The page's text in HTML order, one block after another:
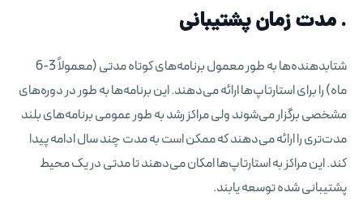
. مدت زمان پشتیبانی
شتابدهنده‌ها به طور معمول برنامه‌های کوتاه مدتی (معمولاً 3-6
ماه) را برای استارتاپ‌ها ارائه می‌دهند. این برنامه‌ها به طور در دوره‌های
مشخصی برگزار می‌شوند ولی مراکز رشد به طور عمومی برنامه‌های بلند
مدت‌تری را ارائه می‌دهند که ممکن است به مدت چند سال ادامه پیدا
کند. این مراکز به استارتاپ‌ها امکان می‌دهند تا مدتی در یک محیط
پشتیبانی شده توسعه یابند.